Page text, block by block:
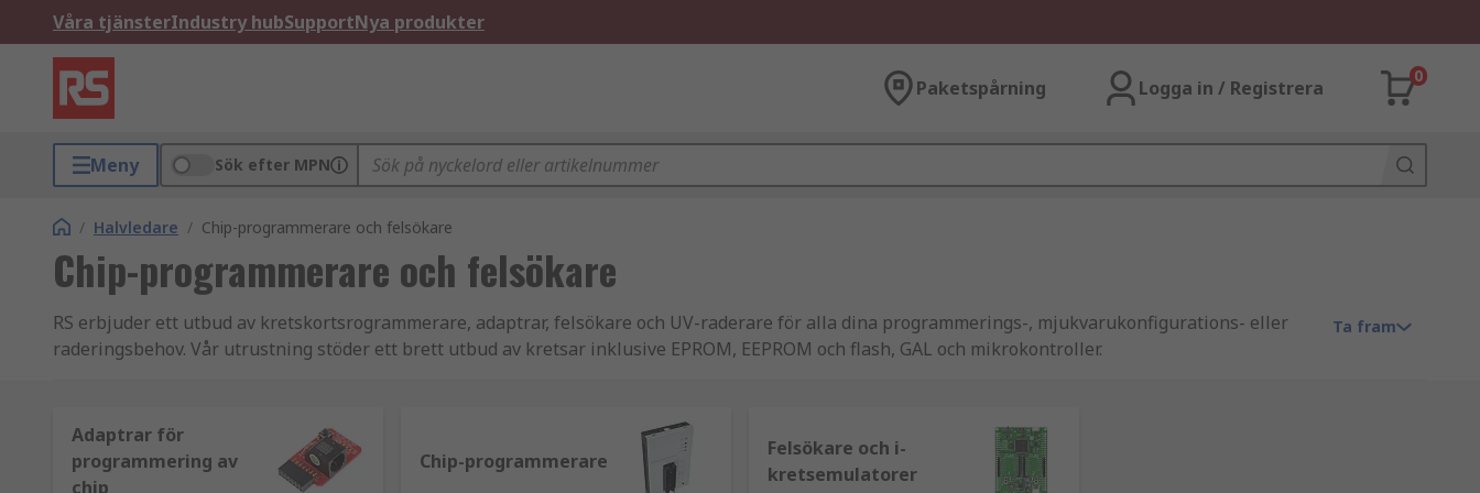
Våra tjänsterIndustry hubSupportNya produkter
Paketspårning Logga in / Registrera
0
Meny Sök efter MPN
/ Halvledare / Chip-programmerare och felsökare
Chip-programmerare och felsökare
RS erbjuder ett utbud av kretskortsrogrammerare, adaptrar, felsökare och UV-raderare för alla dina programmerings-, mjukvarukonfigurations- eller
raderingsbehov. Vår utrustning stöder ett brett utbud av kretsar inklusive EPROM, EEPROM och flash, GAL och mikrokontroller.
Kretskortsrogrammerare, även kända som IC-programmerare eller enhetsprogrammerare, är utvecklingsverktyg som möjliggör programmering av
minneskretsar. Minneskretsar är enheter som kan lagra ett program, data eller både och. Det finns två huvudtyper av programmeringsverktyg, det
Ta fram
Adaptrar för
programmering av
chip
Chip-programmerare
Felsökare och i-
kretsemulatorer